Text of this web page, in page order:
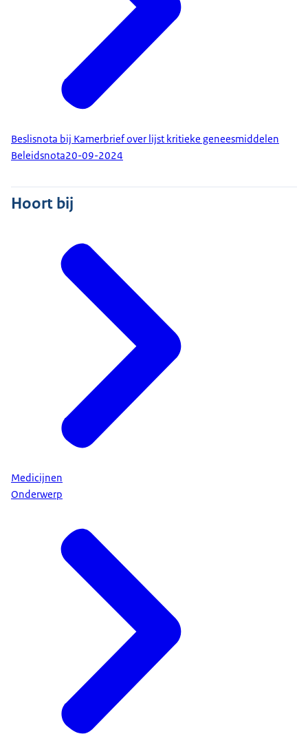
Beslisnota bij Kamerbrief over lijst kritieke geneesmiddelen
Beleidsnota20-09-2024
Hoort bij
Medicijnen
Onderwerp